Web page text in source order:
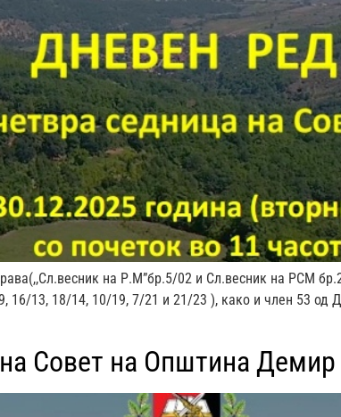
на Р.М”бр.5/02 и Сл.весник на РСМ
16/13, 18/14, 10/19, 7/21 и 21/23 ), како и член 53 од
Совет на Општина